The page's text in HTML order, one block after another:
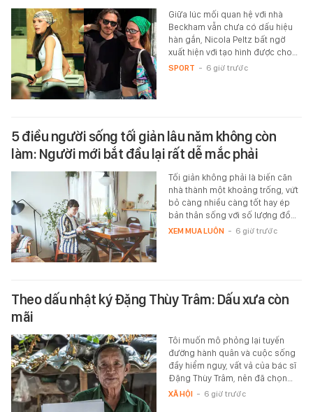
Giữa lúc mối quan hệ với nhà
Beckham vẫn chưa có dấu hiệu
hàn gắn, Nicola Peltz bất ngờ
xuất hiện với tạo hình được cho…
SPORT - 6 giờ trước
5 điều người sống tối giản lâu năm không còn
làm: Người mới bắt đầu lại rất dễ mắc phải
Tối giản không phải là biến căn
nhà thành một khoảng trống, vứt
bỏ càng nhiều càng tốt hay ép
bản thân sống với số lượng đồ…
XEM MUA LUÔN - 6 giờ trước
Theo dấu nhật ký Đặng Thùy Trâm: Dấu xưa còn
mãi
Tôi muốn mô phỏng lại tuyến
đường hành quân và cuộc sống
đầy hiểm nguy, vất vả của bác sĩ
Đặng Thùy Trâm, nên đã chọn…
XÃ HỘI - 6 giờ trước